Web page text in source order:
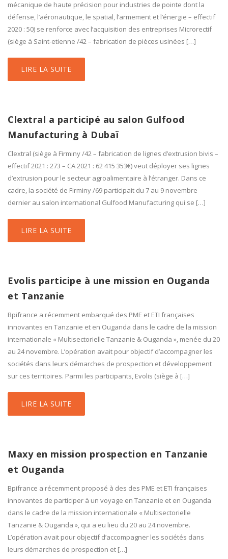
mécanique de haute précision pour industries de pointe dont la
défense, l’aéronautique, le spatial, l’armement et l’énergie – effectif
2020 : 50) se renforce avec l’acquisition des entreprises Microrectif
(siège à Saint-etienne /42 – fabrication de pièces usinées […]
LIRE LA SUITE
Clextral a participé au salon Gulfood
Manufacturing à Dubaï
Clextral (siège à Firminy /42 – fabrication de lignes d’extrusion bivis –
effectif 2021 : 273 – CA 2021 : 62 415 353€) veut déployer ses lignes
d’extrusion pour le secteur agroalimentaire à l’étranger. Dans ce
cadre, la société de Firminy /69 participait du 7 au 9 novembre
dernier au salon international Gulfood Manufacturing qui se […]
LIRE LA SUITE
Evolis participe à une mission en Ouganda
et Tanzanie
Bpifrance a récemment embarqué des PME et ETI françaises
innovantes en Tanzanie et en Ouganda dans le cadre de la mission
internationale « Multisectorielle Tanzanie & Ouganda », menée du 20
au 24 novembre. L’opération avait pour objectif d’accompagner les
sociétés dans leurs démarches de prospection et développement
sur ces territoires. Parmi les participants, Evolis (siège à […]
LIRE LA SUITE
Maxy en mission prospection en Tanzanie
et Ouganda
Bpifrance a récemment proposé à des des PME et ETI françaises
innovantes de participer à un voyage en Tanzanie et en Ouganda
dans le cadre de la mission internationale « Multisectorielle
Tanzanie & Ouganda », qui a eu lieu du 20 au 24 novembre.
L’opération avait pour objectif d’accompagner les sociétés dans
leurs démarches de prospection et […]